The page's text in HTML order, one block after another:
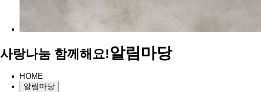
사랑나눔 함께해요!알림마당
HOME
알림마당